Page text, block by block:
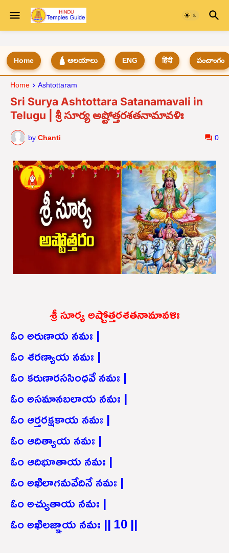
Home 🛕 ఆలయాలు ENG हिंदी పంచాంగం
Home Ashtottaram
Sri Surya Ashtottara Satanamavali in
Telugu | శ్రీ సూర్య అష్టోత్తరశతనామావళిః
by Chanti 0
శ్రీ సూర్య అష్టోత్తరశతనామావళిః
ఓం అరుణాయ నమః |
ఓం శరణ్యాయ నమః |
ఓం కరుణారససింధవే నమః |
ఓం అసమానబలాయ నమః |
ఓం ఆర్తరక్షకాయ నమః |
ఓం ఆదిత్యాయ నమః |
ఓం ఆదిభూతాయ నమః |
ఓం అఖిలాగమవేదినే నమః |
ఓం అచ్యుతాయ నమః |
ఓం అఖిలజ్ఞాయ నమః || 10 ||